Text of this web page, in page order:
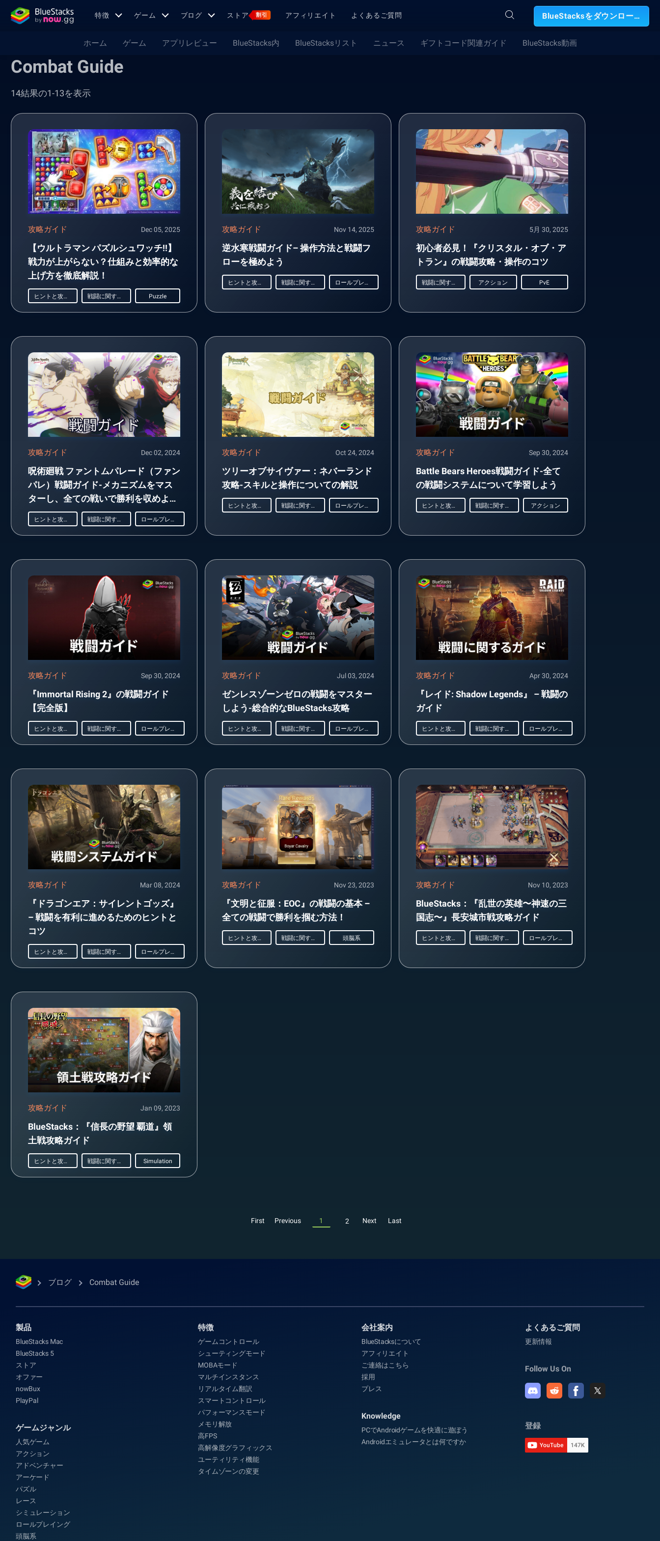
特徴 ゲーム ブログ ストア 割引 アフィリエイト よくあるご質問 BlueStacksをダウンロード
ホーム ゲーム アプリレビュー BlueStacks内 BlueStacksリスト ニュース ギフトコード関連ガイド BlueStacks動画
Combat Guide
14結果の1-13を表示
攻略ガイド Dec 05, 2025
【ウルトラマン パズルシュワッチ!!】
戦力が上がらない？仕組みと効率的な
上げ方を徹底解説！
ヒントと攻略法 戦闘に関するガイド Puzzle
攻略ガイド Nov 14, 2025
逆水寒戦闘ガイド– 操作方法と戦闘フ
ローを極めよう
ヒントと攻略法 戦闘に関するガイド ロールプレイング
攻略ガイド 5月 30, 2025
初心者必見！『クリスタル・オブ・ア
トラン』の戦闘攻略・操作のコツ
戦闘に関するガイド アクション PvE
攻略ガイド Dec 02, 2024
呪術廻戦 ファントムパレード（ファン
パレ）戦闘ガイド-メカニズムをマス
ターし、全ての戦いで勝利を収めよ
う。
ヒントと攻略法 戦闘に関するガイド ロールプレイング
攻略ガイド Oct 24, 2024
ツリーオブサイヴァー：ネバーランド
攻略-スキルと操作についての解説
ヒントと攻略法 戦闘に関するガイド ロールプレイング
攻略ガイド Sep 30, 2024
Battle Bears Heroes戦闘ガイド-全て
の戦闘システムについて学習しよう
ヒントと攻略法 戦闘に関するガイド アクション
攻略ガイド Sep 30, 2024
『Immortal Rising 2』の戦闘ガイド
【完全版】
ヒントと攻略法 戦闘に関するガイド ロールプレイング
攻略ガイド Jul 03, 2024
ゼンレスゾーンゼロの戦闘をマスター
しよう-総合的なBlueStacks攻略
ヒントと攻略法 戦闘に関するガイド ロールプレイング
攻略ガイド Apr 30, 2024
『レイド: Shadow Legends』 – 戦闘の
ガイド
ヒントと攻略法 戦闘に関するガイド ロールプレイング
攻略ガイド Mar 08, 2024
『ドラゴンエア：サイレントゴッズ』
– 戦闘を有利に進めるためのヒントと
コツ
ヒントと攻略法 戦闘に関するガイド ロールプレイング
攻略ガイド Nov 23, 2023
『文明と征服：EOC』の戦闘の基本 –
全ての戦闘で勝利を掴む方法！
ヒントと攻略法 戦闘に関するガイド 頭脳系
攻略ガイド Nov 10, 2023
BlueStacks：『乱世の英雄〜神速の三
国志〜』長安城市戦攻略ガイド
ヒントと攻略法 戦闘に関するガイド ロールプレイング
攻略ガイド Jan 09, 2023
BlueStacks：『信長の野望 覇道』領
土戦攻略ガイド
ヒントと攻略法 戦闘に関するガイド Simulation
First Previous 1 2 Next Last
ブログ Combat Guide
製品
BlueStacks Mac
BlueStacks 5
ストア
オファー
nowBux
PlayPal
ゲームジャンル
人気ゲーム
アクション
アドベンチャー
アーケード
パズル
レース
シミュレーション
ロールプレイング
頭脳系
特徴
ゲームコントロール
シューティングモード
MOBAモード
マルチインスタンス
リアルタイム翻訳
スマートコントロール
パフォーマンスモード
メモリ解放
高FPS
高解像度グラフィックス
ユーティリティ機能
タイムゾーンの変更
会社案内
BlueStacksについて
アフィリエイト
ご連絡はこちら
採用
プレス
Knowledge
PCでAndroidゲームを快適に遊ぼう
Androidエミュレータとは何ですか
よくあるご質問
更新情報
Follow Us On
登録
YouTube 147K